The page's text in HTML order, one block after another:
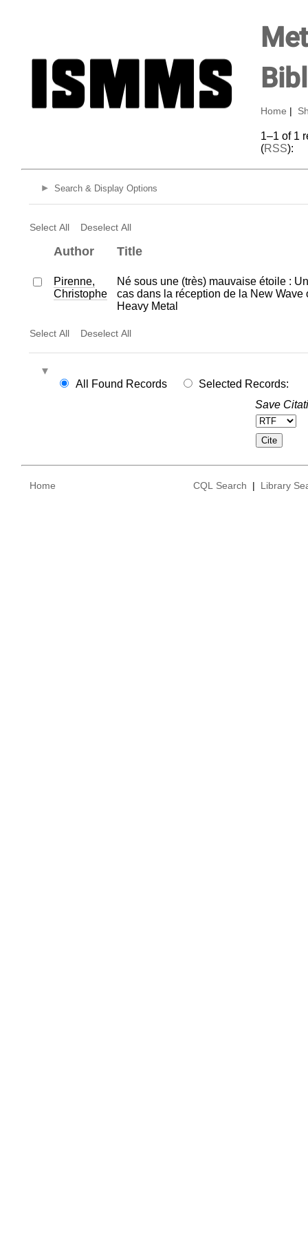
Home
1–1 of 1
(RSS):
Search & Display Options
Select All Deselect All
Author Title
Pirenne,
Christophe
‪Né sous une (très) mauvaise étoile :
cas dans la réception de la New Wave
Select All Deselect All
All Found Records
Selected Records:
Save
Home CQL Search | Library